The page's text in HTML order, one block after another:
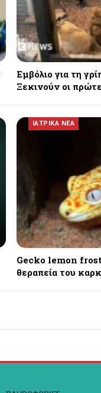
Εμβόλιο για τη
Ξεκινούν οι
ΙΑΤΡΙΚΑ ΝΕΑ
Gecko lemon
θεραπεία του